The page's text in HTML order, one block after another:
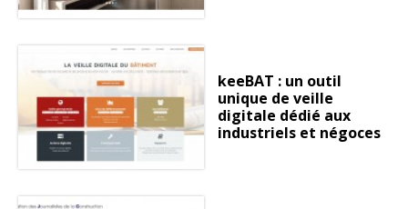
keeBAT : un outil
unique de veille
digitale dédié aux
industriels et négoces